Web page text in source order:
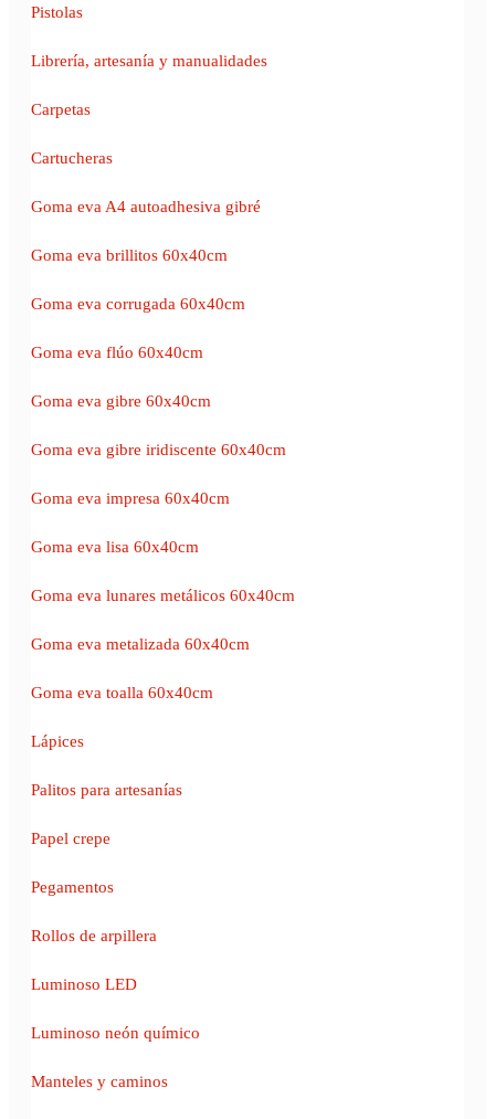
Pistolas
Librería, artesanía y manualidades
Carpetas
Cartucheras
Goma eva A4 autoadhesiva gibré
Goma eva brillitos 60x40cm
Goma eva corrugada 60x40cm
Goma eva flúo 60x40cm
Goma eva gibre 60x40cm
Goma eva gibre iridiscente 60x40cm
Goma eva impresa 60x40cm
Goma eva lisa 60x40cm
Goma eva lunares metálicos 60x40cm
Goma eva metalizada 60x40cm
Goma eva toalla 60x40cm
Lápices
Palitos para artesanías
Papel crepe
Pegamentos
Rollos de arpillera
Luminoso LED
Luminoso neón químico
Manteles y caminos